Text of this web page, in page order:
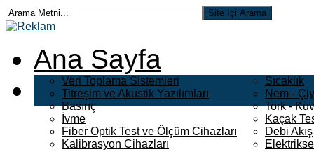
Ana Sayfa
Veri Toplama Sistemleri
Titreşim ve Akustik Yazılımları
Basınç
İvme
Fiber Optik Test ve Ölçüm Cihazları
Kalibrasyon Cihazları
Sıcaklık
Nem -
Tork -
Kaçak
Debi Akış